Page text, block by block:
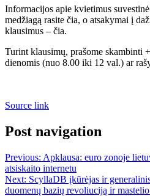
Informacijos apie kvietimus
medžiagą rasite čia, o atsakymai į
klausimus – čia.
Turint klausimų, prašome skambinti
dienomis (nuo 8.00 iki 12 val.) ar
Source link
Post navigation
Previous: Apklausa: euro zonoje
atsiskaito internetu
Next: ScyllaDB įkūrėjas ir
duomenų bazių revoliuciją ir